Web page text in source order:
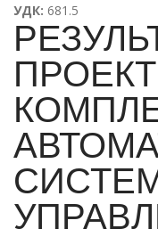
УДК: 681.5